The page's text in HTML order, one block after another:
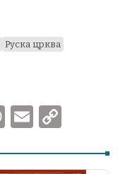
Руска црква
W
at
E
ai p